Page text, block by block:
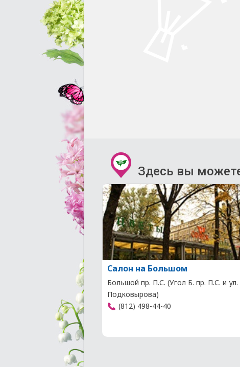
Здесь вы
Салон на Большом
Большой пр. П.С. (Угол Б. пр. П.С. и ул.
Подковырова)
(812) 498-44-40